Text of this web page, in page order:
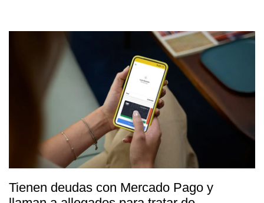
Tienen deudas con Mercado Pago y